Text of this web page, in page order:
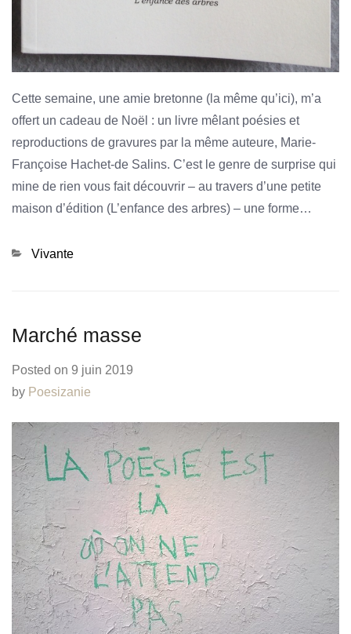
Cette semaine, une amie bretonne (la même qu’ici), m’a
offert un cadeau de Noël : un livre mêlant poésies et
reproductions de gravures par la même auteure, Marie-
Françoise Hachet-de Salins. C’est le genre de surprise qui
mine de rien vous fait découvrir – au travers d’une petite
maison d’édition (L’enfance des arbres) – une forme…
Categories
Vivante
Marché masse
Posted on 9 juin 2019
by Poesizanie